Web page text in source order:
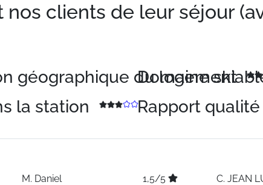
clients de leur séjour
géographique du logement
Domaine
la station
Rapport qualité
M. Daniel 1,5/5 C. JEAN